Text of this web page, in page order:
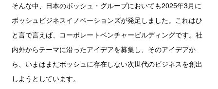
そんな中、日本のボッシュ・グループにおいても2025年3月に
ボッシュビジネスイノベーションズが発足しました。これはひ
と言で言えば、コーポレートベンチャービルディングです。社
内外からテーマに沿ったアイデアを募集し、そのアイデアか
ら、いまはまだボッシュに存在しない次世代のビジネスを創出
しようとしています。